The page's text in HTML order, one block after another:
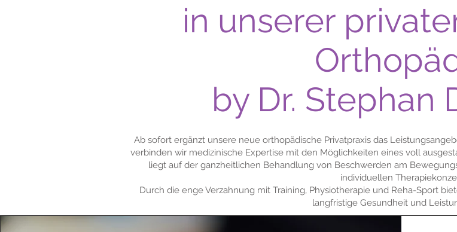
in unserer
by Dr. Stephan
Ab sofort ergänzt unsere neue orthopädische Privatpraxis das
verbinden wir medizinische Expertise mit den Möglichkeiten eines voll
liegt auf der ganzheitlichen Behandlung von Beschwerden am
individuellen
Durch die enge Verzahnung mit Training, Physiotherapie und Reha-Sport
langfristige Gesundheit und